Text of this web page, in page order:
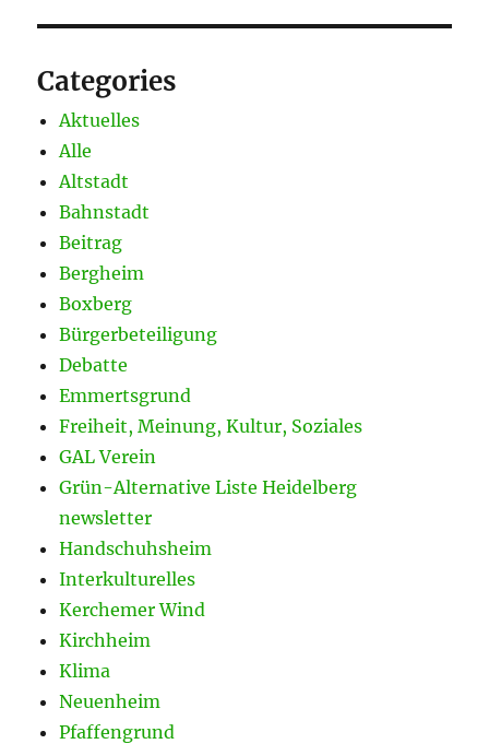
Categories
Aktuelles
Alle
Altstadt
Bahnstadt
Beitrag
Bergheim
Boxberg
Bürgerbeteiligung
Debatte
Emmertsgrund
Freiheit, Meinung, Kultur, Soziales
GAL Verein
Grün-Alternative Liste Heidelberg
newsletter
Handschuhsheim
Interkulturelles
Kerchemer Wind
Kirchheim
Klima
Neuenheim
Pfaffengrund